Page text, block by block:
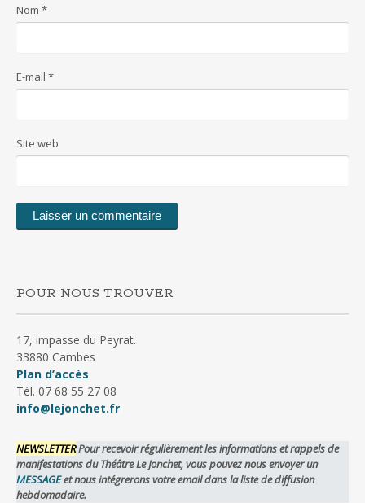
Nom *
E-mail *
Site web
POUR NOUS TROUVER
17, impasse du Peyrat.
33880 Cambes
Plan d’accès
Tél. 07 68 55 27 08
info@lejonchet.fr
NEWSLETTERPour recevoir régulièrement les informations et rappels de
manifestations du Théâtre Le Jonchet, vous pouvez nous envoyer un
MESSAGEet nous intégrerons votre email dans la liste de diffusion
hebdomadaire.